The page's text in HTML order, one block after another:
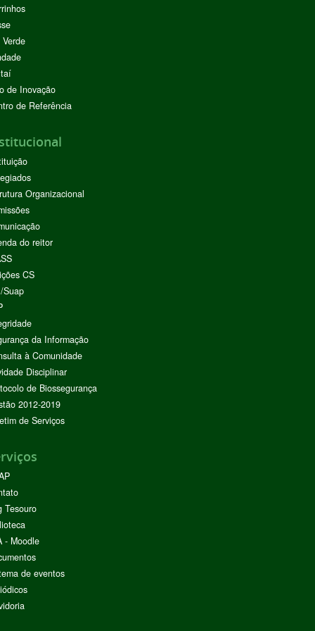
de Inovação
de Referência
Organizacional
do reitor
CS
Suap
da Informação
à Comunidade
Disciplinar
de Biossegurança
2012-2019
de Serviços
Tesouro
- Moodle
de eventos